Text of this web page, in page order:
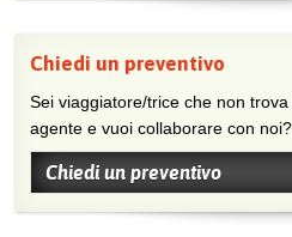
Chiedi un preventivo
Sei viaggiatore/trice che non trova un’agenzia vicina o sei
agente e vuoi collaborare con noi?
Chiedi un preventivo